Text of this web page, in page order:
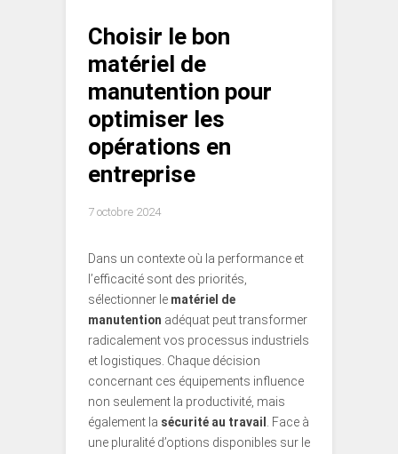
Choisir le bon
matériel de
manutention pour
optimiser les
opérations en
entreprise
7 octobre 2024
Dans un contexte où la performance et
l’efficacité sont des priorités,
sélectionner le matériel de
manutention adéquat peut transformer
radicalement vos processus industriels
et logistiques. Chaque décision
concernant ces équipements influence
non seulement la productivité, mais
également la sécurité au travail
. Face à
une pluralité d’options disponibles sur le